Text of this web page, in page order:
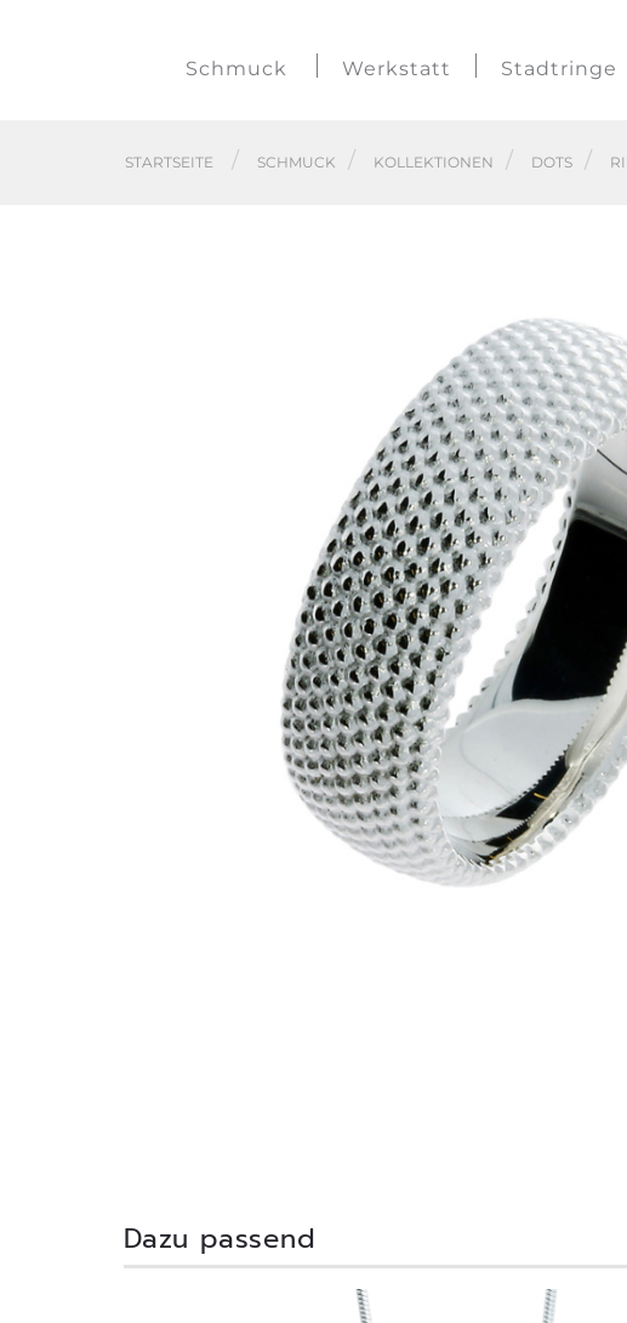
Schmuck Werkstatt Stadtringe
STARTSEITE SCHMUCK KOLLEKTIONEN DOTS
Dazu passend